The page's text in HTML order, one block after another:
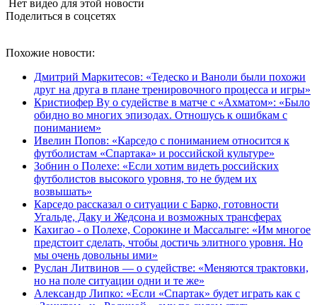
Нет видео для этой новости
Поделиться в соцсетях
Похожие новости:
Дмитрий Маркитесов: «Тедеско и Ваноли были похожи
друг на друга в плане тренировочного процесса и игры»
Кристиофер Ву о судействе в матче с «Ахматом»: «Было
обидно во многих эпизодах. Отношусь к ошибкам с
пониманием»
Ивелин Попов: «Карседо с пониманием относится к
футболистам «Спартака» и российской культуре»
Зобнин о Полехе: «Если хотим видеть российских
футболистов высокого уровня, то не будем их
возвышать»
Карседо рассказал о ситуации с Барко, готовности
Угальде, Даку и Жедсона и возможных трансферах
Кахигао - о Полехе, Сорокине и Массалыге: «Им многое
предстоит сделать, чтобы достичь элитного уровня. Но
мы очень довольны ими»
Руслан Литвинов — о судействе: «Меняются трактовки,
но на поле ситуации одни и те же»
Александр Липко: «Если «Спартак» будет играть как с